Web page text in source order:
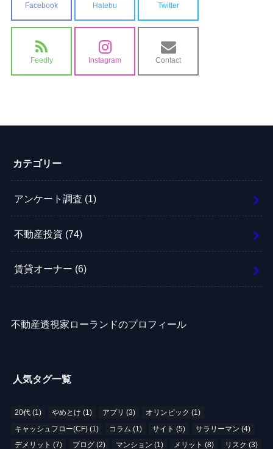
Facebook Hatebu Twitter
Feedly Instagram Contact
カテゴリー
アンケート調査 (1)
不動産投資 (74)
賃貸オーナー (6)
不動産透視家ローランドのプロフィール
人気タグ一覧
20代(1) やめとけ (1) アプリ (3) オリンピック (1)
キャッシュフロー(CF)(1) コラム (1) サイト (5) サラリーマン (4)
デメリット (7) ブログ (2) マンション (1) メリット (8) リスク (3)